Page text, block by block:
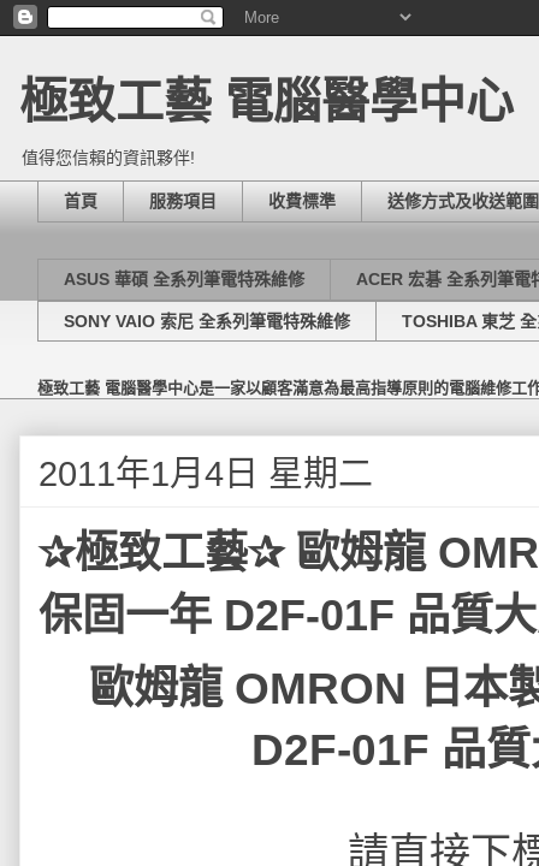
極致工藝 電腦醫學中心
值得您信賴的資訊夥伴!
首頁 服務項目 收費標準 送修方式及收送範圍
ASUS 華碩 全系列筆電特殊維修 ACER 宏碁 全系列筆電
SONY VAIO 索尼 全系列筆電特殊維修 TOSHIBA 東芝
極致工藝 電腦醫學中心是一家以顧客滿意為最高指導原則的電腦維修
2011年1月4日 星期二
✰極致工藝✰ 歐姆龍
保固一年 D2F-01F 品質
歐姆龍 OMRON 日本
D2F-01F 品
請直接下